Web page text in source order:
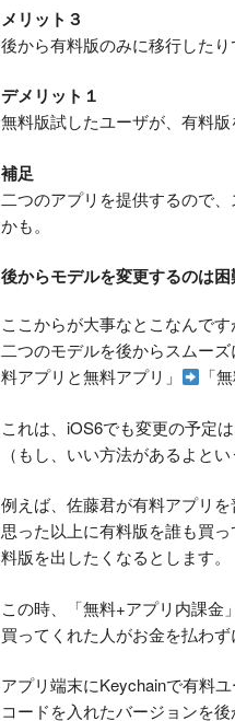
メリット３
後から有料版のみに移行したり
デメリット１
無料版試したユーザが、有料
補足
二つのアプリを提供するので
かも。
後からモデルを変更するのは困
ここからが大事なとこなんで
二つのモデルを後からスムー
料アプリと無料アプリ」
「
これは、iOS6でも変更の予定
（もし、いい方法があるよと
例えば、佐藤君が有料アプリ
思った以上に有料版を誰も買
料版を出したくなるとします。
この時、「無料+アプリ内課金
買ってくれた人がお金を払わ
アプリ端末にKeychainで有料
コードを入れたバージョンを